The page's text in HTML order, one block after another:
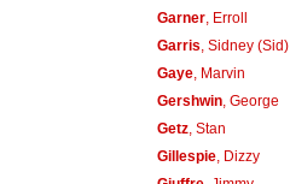
Garner, Erroll
Garris , Sidney (Sid)
Gaye, Marvin
Gershwin, George
Getz, Stan
Gillespie, Dizzy